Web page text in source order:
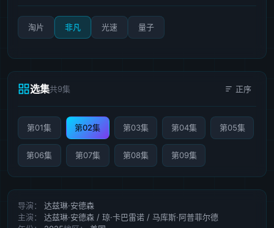
淘片 非凡 光速 量子
选集共9集 正序
第01集 第02集 第03集 第04集 第05集
第06集 第07集 第08集 第09集
导演：
达兹琳·安德森
主演：
达兹琳·安德森 / 琼·卡巴雷诺 / 马库斯·阿普菲尔德